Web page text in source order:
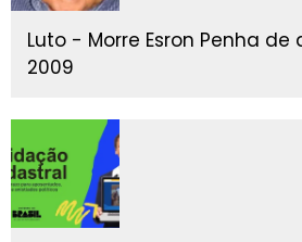
Luto - Morre Esron Penha de
2009